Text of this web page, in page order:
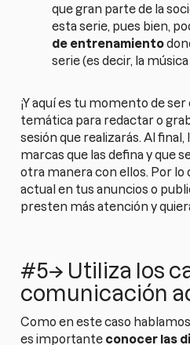
que gran parte de la
esta serie, pues bien,
de entrenamiento
serie (es decir, la
¡Y aquí es tu momento de
temática para redactar o
sesión que realizarás. Al
marcas que las defina y que
otra manera con ellos. Por lo
actual en tus anuncios o
presten más atención y
#5→ Utiliza los
comunicación
Como en este caso
es importante conocer las